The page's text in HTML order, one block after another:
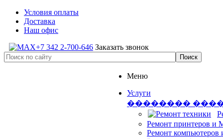
Условия оплаты
Доставка
Наш офис
+7 342 2-700-646 Заказать звонок
Меню
Услуги
��������
Ремонт принтеров
Ремонт компьютеров